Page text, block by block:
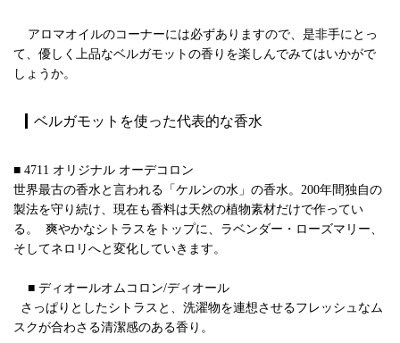
アロマオイルのコーナーには必ずありますので、是非手にとっ
て、優しく上品なベルガモットの香りを楽しんでみてはいかがで
しょうか。
ベルガモットを使った代表的な香水
■ 4711 オリジナル オーデコロン
世界最古の香水と言われる「ケルンの水」の香水。200年間独自の
製法を守り続け、現在も香料は天然の植物素材だけで作ってい
る。 爽やかなシトラスをトップに、ラベンダー・ローズマリー、
そしてネロリへと変化していきます。
■ ディオールオムコロン/ディオール
さっぱりとしたシトラスと、洗濯物を連想させるフレッシュなム
スクが合わさる清潔感のある香り。